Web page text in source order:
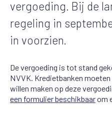
vergoeding. Bij de
regeling in
in voorzien.
De vergoeding is tot stand
NVVK. Kredietbanken
willen maken op deze
een formulier beschikbaarom